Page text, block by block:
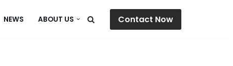
NEWS ABOUT US Contact Now